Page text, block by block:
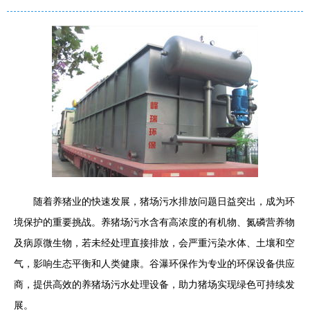
随着养猪业的快速发展，猪场污水排放问题日益突出，成为环
境保护的重要挑战。养猪场污水含有高浓度的有机物、氮磷营养物
及病原微生物，若未经处理直接排放，会严重污染水体、土壤和空
气，影响生态平衡和人类健康。谷瀑环保作为专业的环保设备供应
商，提供高效的养猪场污水处理设备，助力猪场实现绿色可持续发
展。